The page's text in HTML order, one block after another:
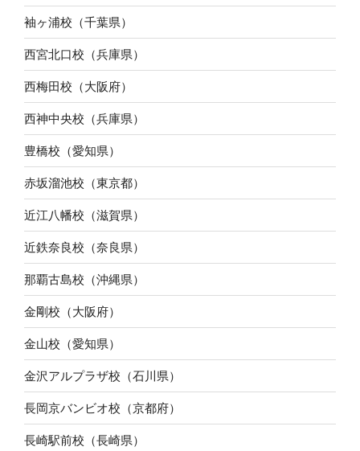
袖ヶ浦校（千葉県）
西宮北口校（兵庫県）
西梅田校（大阪府）
西神中央校（兵庫県）
豊橋校（愛知県）
赤坂溜池校（東京都）
近江八幡校（滋賀県）
近鉄奈良校（奈良県）
那覇古島校（沖縄県）
金剛校（大阪府）
金山校（愛知県）
金沢アルプラザ校（石川県）
長岡京バンビオ校（京都府）
長崎駅前校（長崎県）